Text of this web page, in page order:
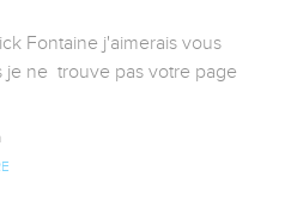
Fontaine j'aimerais vous
je ne  trouve pas votre page